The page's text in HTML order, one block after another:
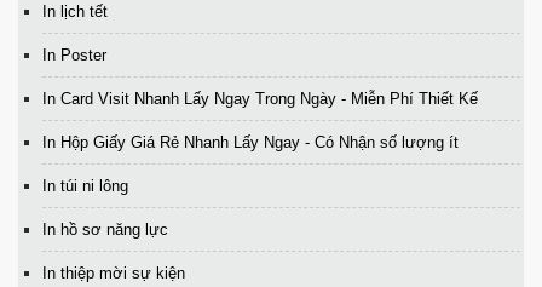
In lịch tết
In Poster
In Card Visit Nhanh Lấy Ngay Trong Ngày - Miễn Phí Thiết Kế
In Hộp Giấy Giá Rẻ Nhanh Lấy Ngay - Có Nhận số lượng ít
In túi ni lông
In hồ sơ năng lực
In thiệp mời sự kiện